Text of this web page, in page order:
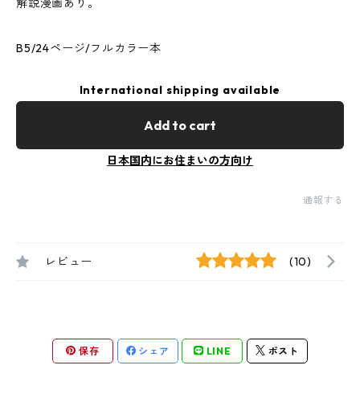
解説漫画あり。
B5/24ページ/フルカラー本
International shipping available
Add to cart
日本国内にお住まいの方向け
通報する
レビュー (10)
保存 シェア LINE ポスト